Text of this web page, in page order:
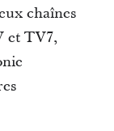
chaînes
et TV7,